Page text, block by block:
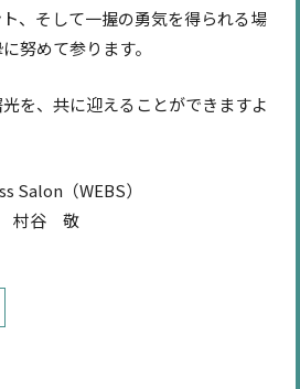
、そして一握の勇気を得られる場
努めて参ります。
を、共に迎えることができますよ
Salon（WEBS）
村谷 敬